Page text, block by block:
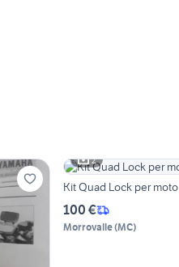
2
Kit Quad Lock per moto
100 €
Morrovalle(MC)